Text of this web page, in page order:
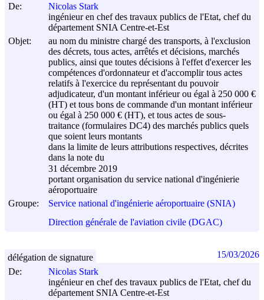
De:
Nicolas Stark
ingénieur en chef des travaux publics de l'Etat, chef du
département SNIA Centre-et-Est
Objet:
au nom du ministre chargé des transports, à l'exclusion
des décrets, tous actes, arrêtés et décisions, marchés
publics, ainsi que toutes décisions à l'effet d'exercer les
compétences d'ordonnateur et d'accomplir tous actes
relatifs à l'exercice du représentant du pouvoir
adjudicateur, d'un montant inférieur ou égal à 250 000 €
(HT) et tous bons de commande d'un montant inférieur
ou égal à 250 000 € (HT), et tous actes de sous-
traitance (formulaires DC4) des marchés publics quels
que soient leurs montants
dans la limite de leurs attributions respectives, décrites
dans la note du
31 décembre 2019
portant organisation du service national d'ingénierie
aéroportuaire
Groupe:
Service national d'ingénierie aéroportuaire (SNIA)
Direction générale de l'aviation civile (DGAC)
De:
Nicolas Stark
ingénieur en chef des travaux publics de l'Etat, chef du
département SNIA Centre-et-Est
délégation de signature 15/03/2026